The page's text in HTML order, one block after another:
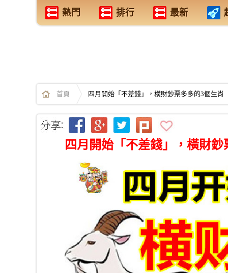
熱門 排行 最新
首頁 四月開始「不差錢」，橫財鈔票多多的3個生肖
四月開始「不差錢」，橫財